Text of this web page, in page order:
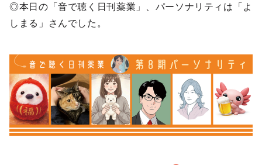
◎本日の「音で聴く日刊薬業」、パーソナリティは「よ
しまる」さんでした。